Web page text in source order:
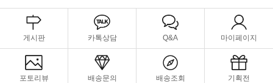
게시판 카톡상담 Q&A 마이페이지
포토리뷰 배송문의 배송조회 기획전